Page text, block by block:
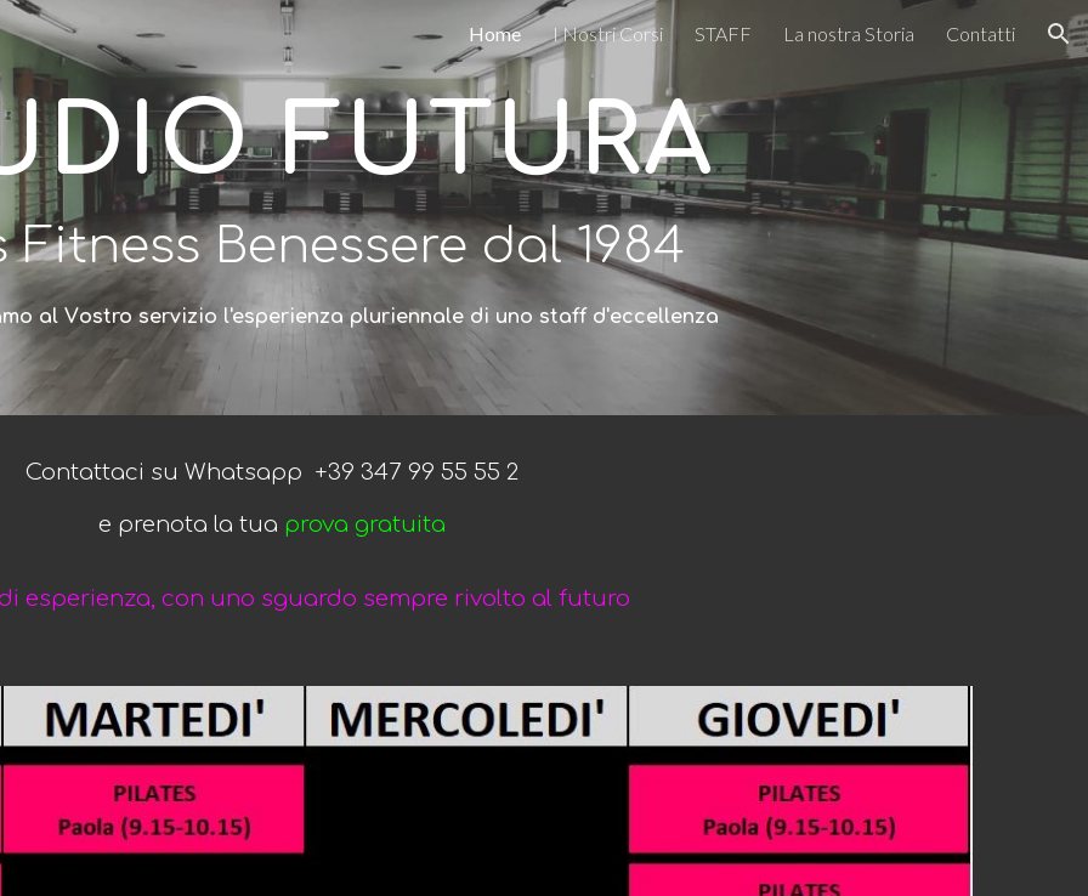
to main content Skip to navigation
Home I Nostri Corsi STAFF La nostra Storia Contatti
FUTURA
Fitness Benesseredal 1984
al Vostro servizio l'esperienza pluriennale di uno staff d'eccellenza
Contattaci su Whatsapp +39 347 99 55 55 2
e prenota la tua prova gratuita
esperienza, con uno sguardo sempre rivolto al futuro